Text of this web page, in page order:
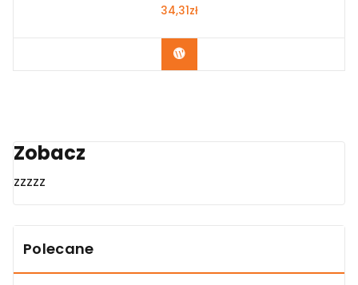
34,31zł
Zobacz
Zobacz
zzzzz
Polecane